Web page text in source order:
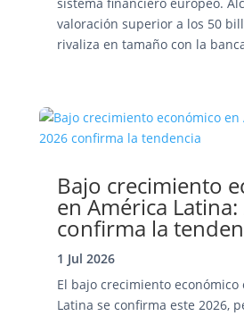
valoración superior a los 50
rivaliza en tamaño con la
Bajo crecimiento
en América
confirma la
1 Jul 2026
El bajo crecimiento económico
Latina se confirma este 2026,